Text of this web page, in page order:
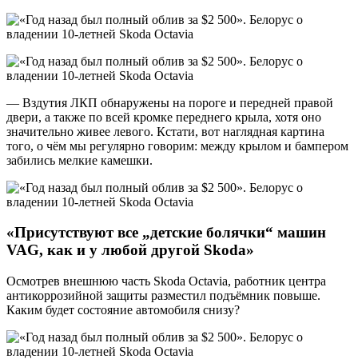
— Вздутия ЛКП обнаружены на пороге и передней правой
двери, а также по всей кромке переднего крыла, хотя оно
значительно живее левого. Кстати, вот наглядная картина
того, о чём мы регулярно говорим: между крылом и бампером
забились мелкие камешки.
«Присутствуют все „детские болячки“ машин
VAG, как и у любой другой Skoda»
Осмотрев внешнюю часть Skoda Octavia, работник центра
антикоррозийной защиты разместил подъёмник повыше.
Каким будет состояние автомобиля снизу?